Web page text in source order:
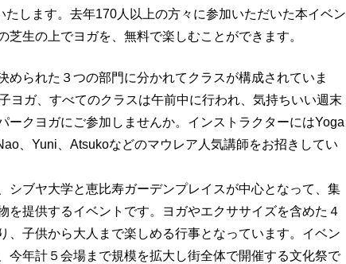
たします。去年170人以上の方々に参加いただいた本イベン
芝生の上でヨガを、無料で楽しむことができます。
められた３つの部門に分かれてクラスが構成されていま
ヨガ、すべてのクラスは午前中に行われ、気持ちいい週末
ークヨガにご参加しませんか。インストラクターにはYoga
、Yuni、Atsukoなどのマウレア人気講師をお招きしてい
シブヤ大学と恵比寿ガーデンプレイスが中心となって、集
を提供するイベントです。ヨガやエクササイズを含めた４
、子供から大人まで楽しめる行事となっています。イベン
今年計５会場まで規模を拡大し街全体で開催する文化祭で